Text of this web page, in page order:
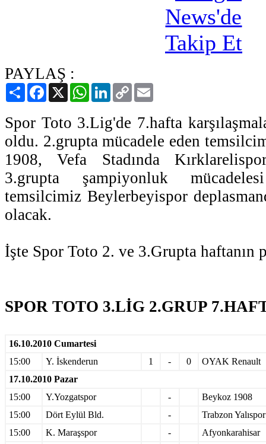
PAYLAŞ :
PaylaşFacebook
X WhatsAppLinkedIn
Copy
Link
Spor Toto 3.Lig'de 7.hafta
oldu. 2.grupta mücadele eden
1908, Vefa Stadında
3.grupta şampiyonluk
temsilcimiz Beylerbeyispor
olacak.
İşte Spor Toto 2. ve 3.Grupta haftanın
SPOR TOTO 3.LİG 2.GRUP
16.10.2010 Cumartesi
15:00
Y. İskenderun 1 - 0
OYAK Renault
17.10.2010 Pazar
15:00
Y.Yozgatspor -
Beykoz 1908
15:00
Dört Eylül Bld. -
Trabzon Yalıspor
15:00
K. Maraşspor -
Afyonkarahisar